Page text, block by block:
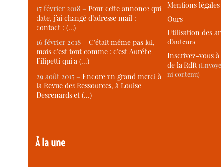
17 février 2018 –Pour cette annonce qui
date, j’ai changé d’adresse mail :
contact : (…)
16 février 2018 –C’était même pas lui,
mais c’est tout comme : c’est Aurélie
Filipetti qui a (…)
29 août 2017 –Encore un grand merci à
la Revue des Ressources, à Louise
Desrenards et (…)
À la une
Mentions légales
Ours
Utilisation des
d’auteurs
Inscrivez-vous
de la RdR
ni contenu)